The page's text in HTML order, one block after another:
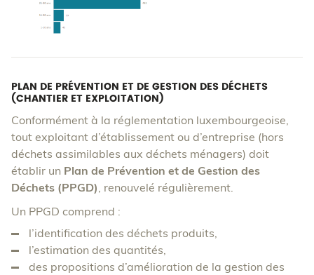
PLAN DE PRÉVENTION ET DE GESTION DES DÉCHETS
(CHANTIER ET EXPLOITATION)
Conformément à la réglementation luxembourgeoise,
tout exploitant d’établissement ou d’entreprise (hors
déchets assimilables aux déchets ménagers) doit
établir un Plan de Prévention et de Gestion des
Déchets (PPGD), renouvelé régulièrement.
Un PPGD comprend :
l’identification des déchets produits,
l’estimation des quantités,
des propositions d’amélioration de la gestion des